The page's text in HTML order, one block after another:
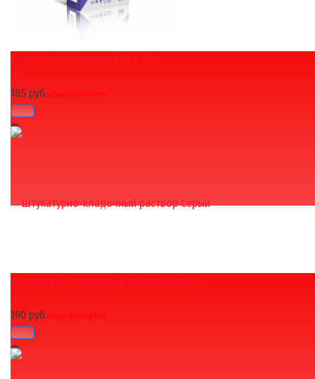
избранное сравнить
избранное сравнить
Клей для газобетона РЕАЛ, 25кг
(0)
185 руб.Цены уточняйте!
Штукатурно-кладочный раствор Серый
(0)
190 руб.Цены уточняйте!